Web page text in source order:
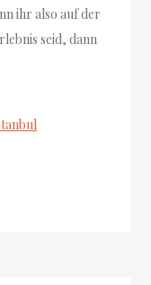
ihr also auf der
seid, dann